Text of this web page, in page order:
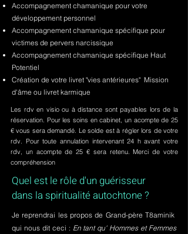
Accompagnement chamanique pour votre
développement personnel
Accompagnement chamanique spécifique pour
victimes de pervers narcissique
Accompagnement chamanique spécifique Haut
Potentiel
Création de votre livret "vies antérieures" Mission
d'âme ou livret karmique
Les rdv en visio ou à distance sont payables lors de la
réservation. Pour les soins en cabinet, un acompte de 25
€ vous sera demandé. Le solde est à régler lors de votre
rdv. Pour toute annulation intervenant 24 h avant votre
rdv, un acompte de 25 € sera retenu. Merci de votre
compréhension
Quel est le rôle d'un guérisseur
dans la spiritualité autochtone ?
Je reprendrai les propos de Grand-père T8aminik
qui nous dit ceci : En tant qu' Hommes et Femmes